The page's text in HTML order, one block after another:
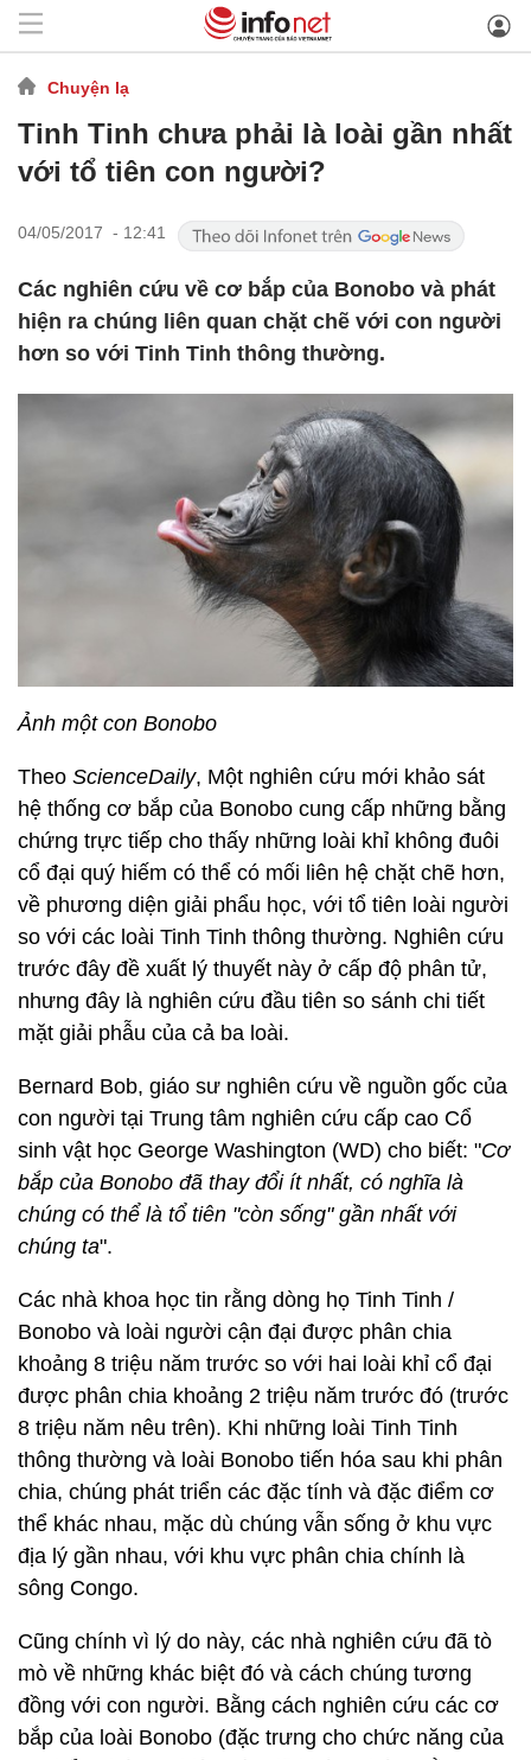
Chuyện lạ
Tinh Tinh chưa phải là loài gần nhất
với tổ tiên con người?
04/05/2017 - 12:41
Các nghiên cứu về cơ bắp của Bonobo và phát
hiện ra chúng liên quan chặt chẽ với con người
hơn so với Tinh Tinh thông thường.
Ảnh một con Bonobo
Theo ScienceDaily, Một nghiên cứu mới khảo sát
hệ thống cơ bắp của Bonobo cung cấp những bằng
chứng trực tiếp cho thấy những loài khỉ không đuôi
cổ đại quý hiếm có thể có mối liên hệ chặt chẽ hơn,
về phương diện giải phẩu học, với tổ tiên loài người
so với các loài Tinh Tinh thông thường. Nghiên cứu
trước đây đề xuất lý thuyết này ở cấp độ phân tử,
nhưng đây là nghiên cứu đầu tiên so sánh chi tiết
mặt giải phẫu của cả ba loài.
Bernard Bob, giáo sư nghiên cứu về nguồn gốc của
con người tại Trung tâm nghiên cứu cấp cao Cổ
sinh vật học George Washington (WD) cho biết: "Cơ
bắp của Bonobo đã thay đổi ít nhất, có nghĩa là
chúng có thể là tổ tiên "còn sống" gần nhất với
chúng ta".
Các nhà khoa học tin rằng dòng họ Tinh Tinh /
Bonobo và loài người cận đại được phân chia
khoảng 8 triệu năm trước so với hai loài khỉ cổ đại
được phân chia khoảng 2 triệu năm trước đó (trước
8 triệu năm nêu trên). Khi những loài Tinh Tinh
thông thường và loài Bonobo tiến hóa sau khi phân
chia, chúng phát triển các đặc tính và đặc điểm cơ
thể khác nhau, mặc dù chúng vẫn sống ở khu vực
địa lý gần nhau, với khu vực phân chia chính là
sông Congo.
Cũng chính vì lý do này, các nhà nghiên cứu đã tò
mò về những khác biệt đó và cách chúng tương
đồng với con người. Bằng cách nghiên cứu các cơ
bắp của loài Bonobo (đặc trưng cho chức năng của